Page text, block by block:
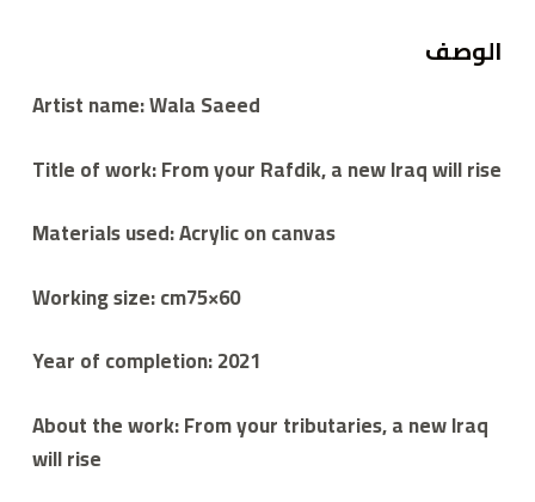
الوصف
Artist name: Wala Saeed
Title of work: From your Rafdik, a new Iraq will rise
Materials used: Acrylic on canvas
Working size: cm75×60
Year of completion: 2021
About the work: From your tributaries, a new Iraq
will rise